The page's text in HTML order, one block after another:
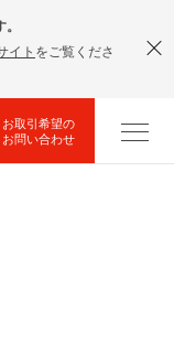
イト をご覧くださ